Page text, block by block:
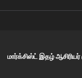
மார்க்சிஸ்ட் இதழ் ஆசிரியர்